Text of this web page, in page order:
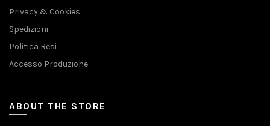
Privacy & Cookies
Spedizioni
Politica Resi
Accesso Produzione
ABOUT THE STORE